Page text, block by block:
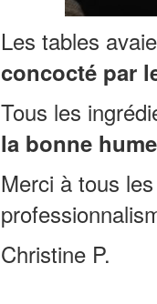
Les tables
concocté par
Tous les
la bonne
Merci à tous
Christine P.